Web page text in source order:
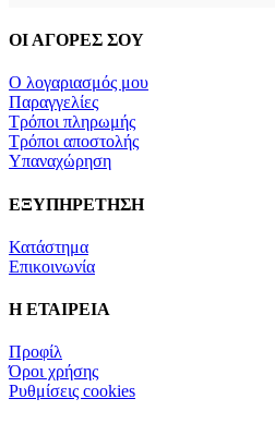
ΟΙ ΑΓΟΡΕΣ ΣΟΥ
Ο λογαριασμός μου
Παραγγελίες
Τρόποι πληρωμής
Τρόποι αποστολής
Υπαναχώρηση
ΕΞΥΠΗΡΕΤΗΣΗ
Κατάστημα
Επικοινωνία
Η ΕΤΑΙΡΕΙΑ
Προφίλ
Όροι χρήσης
Ρυθμίσεις cookies